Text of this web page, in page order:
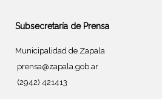
Subsecretaría de Prensa
Municipalidad de Zapala
prensa@zapala.gob.ar
(2942) 421413